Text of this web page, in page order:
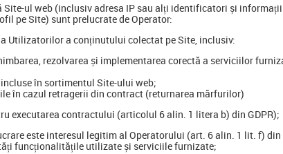
ul web (inclusiv adresa IP sau alți identificatori și
pe Site) sunt prelucrate de Operator:
Utilizatorilor a conținutului colectat pe Site, inclusiv:
rezolvarea și implementarea corectă a serviciilor
în sortimentul Site-ului web;
în cazul retragerii din contract (returnarea mărfurilor)
executarea contractului (articolul 6 alin. 1 litera b) din GDPR);
este interesul legitim al Operatorului (art. 6 alin. 1 lit. f)
funcționalitățile utilizate și serviciile furnizate;